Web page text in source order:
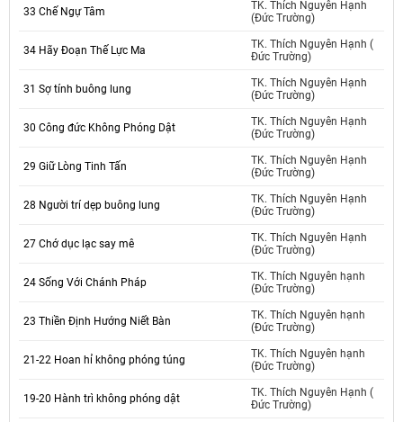
33 Chế Ngự Tâm
TK. Thích Nguyên Hạnh
(Đức Trường)
34 Hãy Đoạn Thế Lực Ma
TK. Thích Nguyên Hạnh (
Đức Trường)
31 Sợ tính buông lung
TK. Thích Nguyên Hạnh
(Đức Trường)
30 Công đức Không Phóng Dật
TK. Thích Nguyên Hạnh
(Đức Trường)
29 Giữ Lòng Tinh Tấn
TK. Thích Nguyên Hạnh
(Đức Trường)
28 Người trí dẹp buông lung
TK. Thích Nguyên Hạnh
(Đức Trường)
27 Chớ dục lạc say mê
TK. Thích Nguyên Hạnh
(Đức Trường)
24 Sống Với Chánh Pháp
TK. Thích Nguyên hạnh
(Đức Trường)
23 Thiền Định Hướng Niết Bàn
TK. Thích Nguyên hạnh
(Đức Trường)
21-22 Hoan hỉ không phóng túng
TK. Thích Nguyên hạnh
(Đức Trường)
19-20 Hành trì không phóng dật
TK. Thích Nguyên Hạnh (
Đức Trường)